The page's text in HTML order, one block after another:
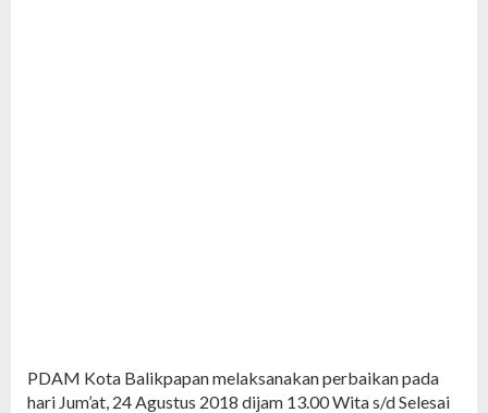
PDAM Kota Balikpapan melaksanakan perbaikan pada
hari Jum’at, 24 Agustus 2018 dijam 13.00 Wita s/d Selesai